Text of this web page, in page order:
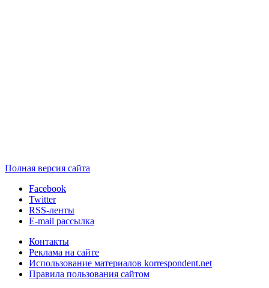
Полная версия сайта
Facebook
Twitter
RSS-ленты
E-mail рассылка
Контакты
Реклама на сайте
Использование материалов korrespondent.net
Правила пользования сайтом